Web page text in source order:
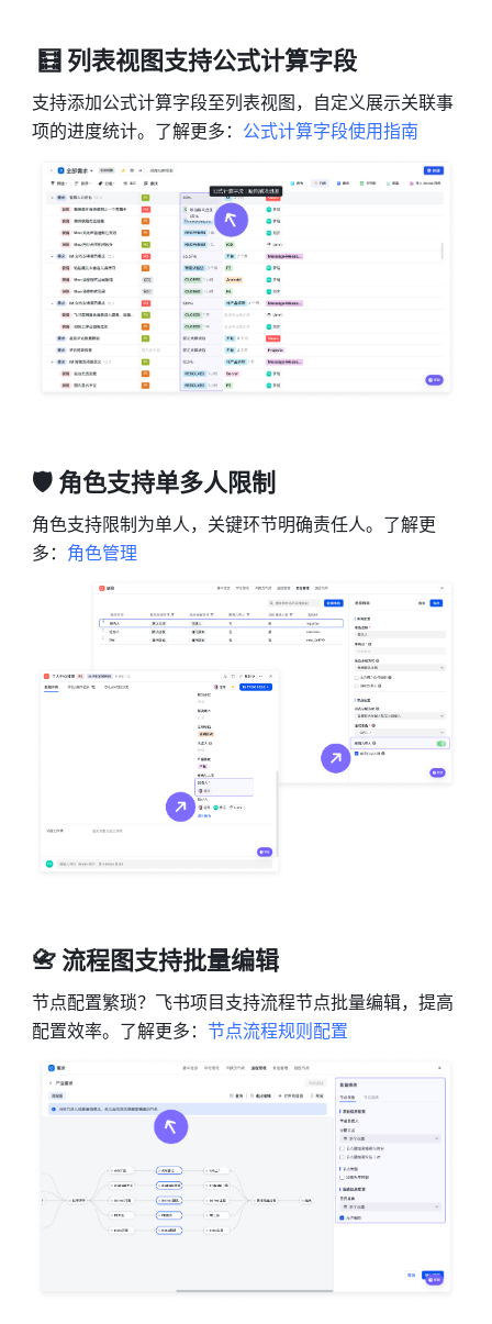
🧮 列表视图支持公式计算字段
支持添加公式计算字段至列表视图，自定义展示关联事
项的进度统计。了解更多： 公式计算字段使用指南
🛡 角色支持单多人限制
角色支持限制为单人，关键环节明确责任人。了解更
多： 角色管理
📇 流程图支持批量编辑
节点配置繁琐？飞书项目支持流程节点批量编辑，提高
配置效率。了解更多：节点流程规则配置